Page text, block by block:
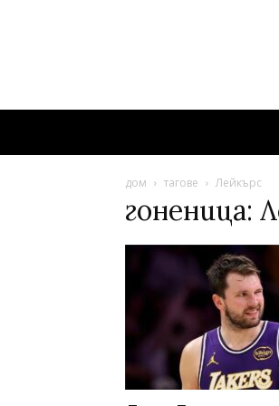
дом тагове Лейкърс
гоненица: